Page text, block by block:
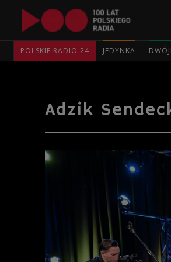
POLSKIE RADIO 24 JEDYNKA
Adzik